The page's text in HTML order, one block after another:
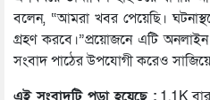
বলেন, “আমরা খবর পেয়েছি।
গ্রহণ করবে।”প্রয়োজনে এটি
সংবাদ পাঠের উপযোগী করেও সাজিয়ে